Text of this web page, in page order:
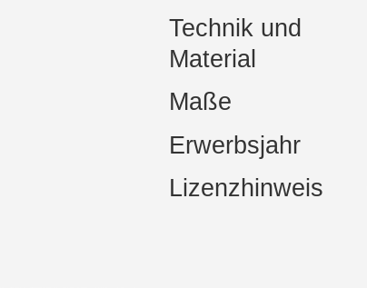
Technik und
Material
Maße
Erwerbsjahr
Lizenzhinweis